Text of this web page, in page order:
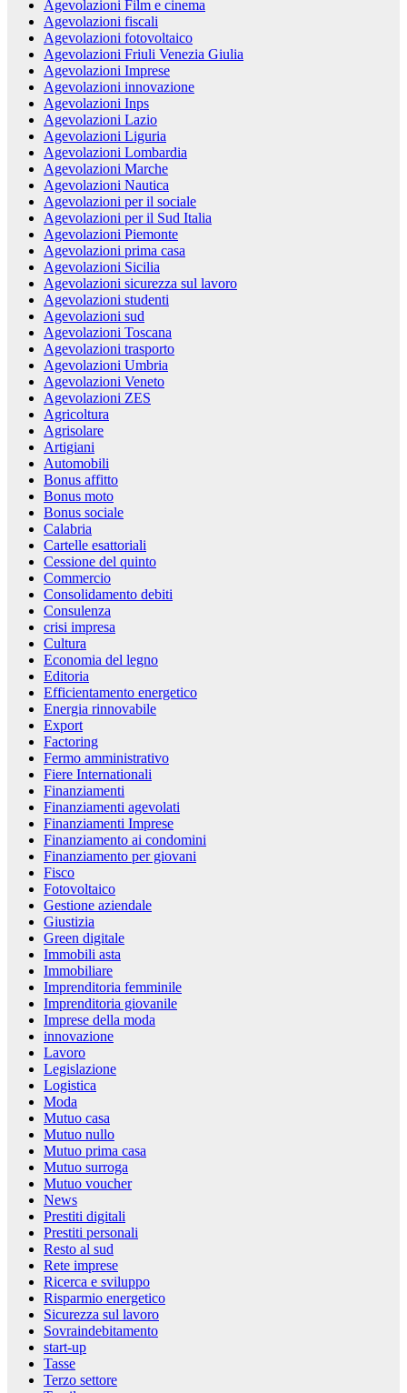
Agevolazioni Film e cinema
Agevolazioni fiscali
Agevolazioni fotovoltaico
Agevolazioni Friuli Venezia Giulia
Agevolazioni Imprese
Agevolazioni innovazione
Agevolazioni Inps
Agevolazioni Lazio
Agevolazioni Liguria
Agevolazioni Lombardia
Agevolazioni Marche
Agevolazioni Nautica
Agevolazioni per il sociale
Agevolazioni per il Sud Italia
Agevolazioni Piemonte
Agevolazioni prima casa
Agevolazioni Sicilia
Agevolazioni sicurezza sul lavoro
Agevolazioni studenti
Agevolazioni sud
Agevolazioni Toscana
Agevolazioni trasporto
Agevolazioni Umbria
Agevolazioni Veneto
Agevolazioni ZES
Agricoltura
Agrisolare
Artigiani
Automobili
Bonus affitto
Bonus moto
Bonus sociale
Calabria
Cartelle esattoriali
Cessione del quinto
Commercio
Consolidamento debiti
Consulenza
crisi impresa
Cultura
Economia del legno
Editoria
Efficientamento energetico
Energia rinnovabile
Export
Factoring
Fermo amministrativo
Fiere Internationali
Finanziamenti
Finanziamenti agevolati
Finanziamenti Imprese
Finanziamento ai condomini
Finanziamento per giovani
Fisco
Fotovoltaico
Gestione aziendale
Giustizia
Green digitale
Immobili asta
Immobiliare
Imprenditoria femminile
Imprenditoria giovanile
Imprese della moda
innovazione
Lavoro
Legislazione
Logistica
Moda
Mutuo casa
Mutuo nullo
Mutuo prima casa
Mutuo surroga
Mutuo voucher
News
Prestiti digitali
Prestiti personali
Resto al sud
Rete imprese
Ricerca e sviluppo
Risparmio energetico
Sicurezza sul lavoro
Sovraindebitamento
start-up
Tasse
Terzo settore